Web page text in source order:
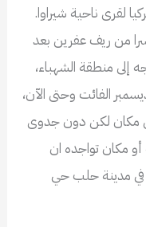
لقرى ناحية شيراوا.
من ريف عفرين بعد
عائلته وتوجه إلى منطقة الشهباء،
الفائت وحتى الآن،
مكان لكن دون جدوى
مكان تواجده ان
في مدينة حلب حي